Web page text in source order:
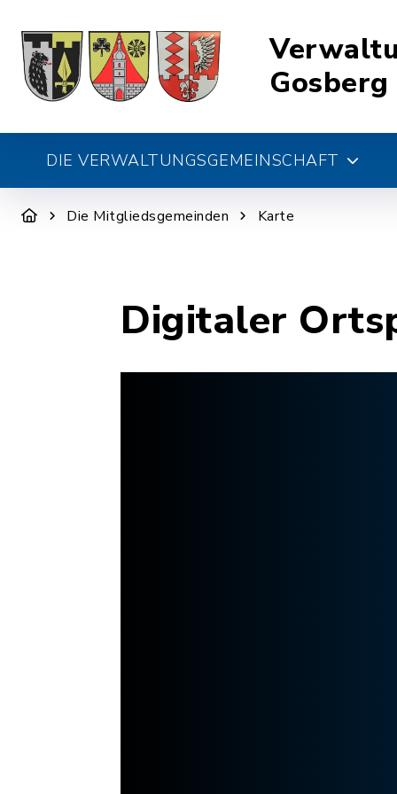
Gosberg
DIE VERWALTUNGSGEMEINSCHAFT
Die Mitgliedsgemeinden Karte
Digitaler